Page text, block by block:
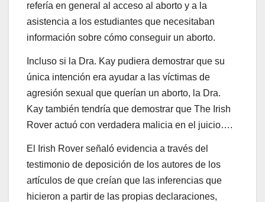
refería en general al acceso al aborto y a la
asistencia a los estudiantes que necesitaban
información sobre cómo conseguir un aborto.
Incluso si la Dra. Kay pudiera demostrar que su
única intención era ayudar a las víctimas de
agresión sexual que querían un aborto, la Dra.
Kay también tendría que demostrar que The Irish
Rover actuó con verdadera malicia en el juicio….
El Irish Rover señaló evidencia a través del
testimonio de deposición de los autores de los
artículos de que creían que las inferencias que
hicieron a partir de las propias declaraciones,